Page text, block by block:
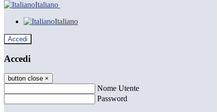
Italiano
Italiano
Accedi
Accedi
button close ×
Nome Utente
Password